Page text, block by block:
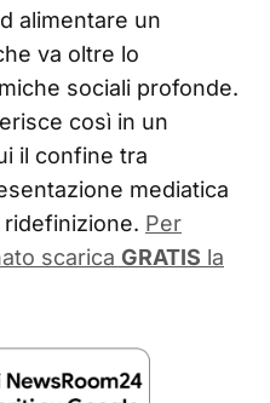
alimentare un
va oltre lo
sociali profonde.
così in un
il confine tra
mediatica
Per
scarica GRATIS la